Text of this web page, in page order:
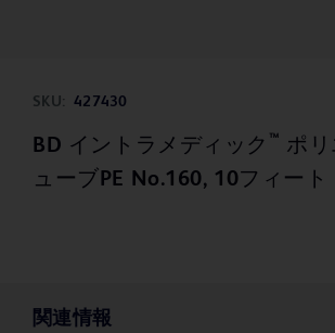
SKU: 427430
BD イントラメディック ™ ポ
ューブPE No.160, 10フィート
関連情報